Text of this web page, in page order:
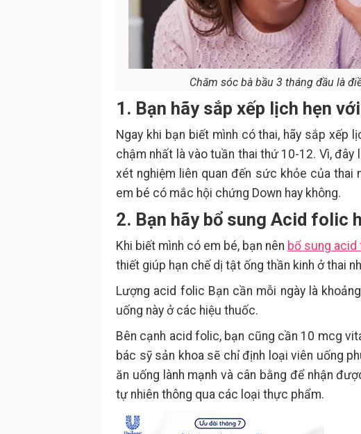
Chăm sóc bà bầu 3 tháng đầu là
1. Bạn hãy sắp xếp lịch hẹn
Ngay khi bạn biết mình có thai, hãy sắp xếp
chậm nhất là vào tuần thai thứ 10-12. Vì,
xét nghiệm liên quan đến sức khỏe của
em bé có mắc hội chứng Down hay không.
2. Bạn hãy bổ sung Acid folic
Khi biết mình có em bé, bạn nên bổ sung acid
thiết giúp hạn chế dị tật ống thần kinh ở thai
Lượng acid folic Bạn cần mỗi ngày là
uống này ở các hiệu thuốc.
Bên cạnh acid folic, bạn cũng cần 10 mcg
bác sỹ sản khoa sẽ chỉ định loại viên uống
ăn uống lành mạnh và cân bằng để nhận
tự nhiên thông qua các loại thực phẩm.